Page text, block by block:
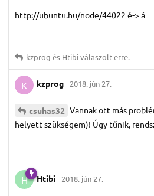
http://ubuntu.hu/node/44022 é-> á
kzprog és Htibiválaszolt erre.
K kzprog 2018. jún 27.
csuhas32 Vannak ott más
helyett szükségem)! Úgy tűnik,
H Htibi 2018. jún 27.